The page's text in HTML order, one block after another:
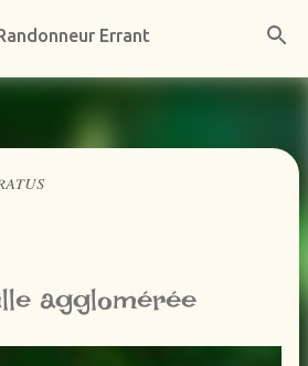
au contenu principal
Errant
agglomérée